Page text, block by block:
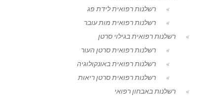
רשלנות רפואית לידת פג
רשלנות רפואית מות עובר
רשלנות רפואית בגילוי סרטן
רשלנות רפואית סרטן העור
רשלנות רפואית באונקולוגיה
רשלנות רפואית סרטן ריאות
רשלנות באבחון רפואי